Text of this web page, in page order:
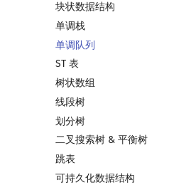
并查集复杂度
堆简介
二叉堆
配对堆
左偏树
块状数据结构
分块思想
块状数组
块状链表
树分块
Sqrt Tree
单调栈
单调队列
ST 表
树状数组
线段树
线段树基础
线段树合并 & 分裂
李超线段树
猫树
划分树
二叉搜索树 & 平衡树
二叉搜索树 & 平衡树
Treap
跳表
可持久化数据结构